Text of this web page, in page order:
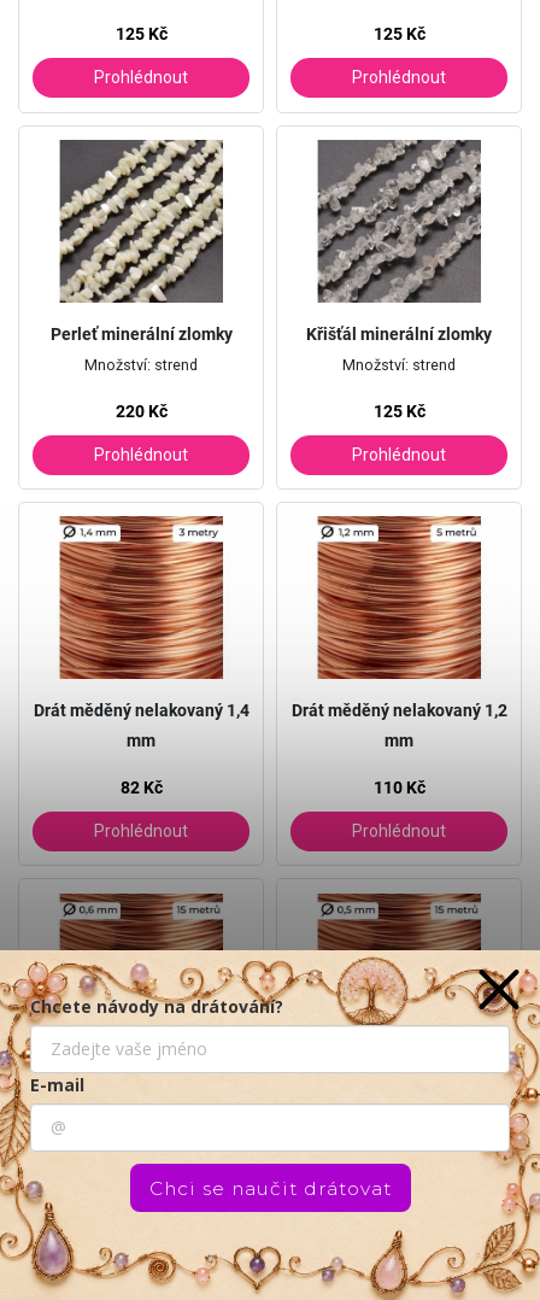
Používáme cookies, abychom Vám umožnili pohodlné
prohlížení webu a díky analýze provozu webu ho neustále
Odmítnout
Souhlasím
☀ 15% SLEVA na vše na lapače slunce s kódem
SLUNCE26 pro objednávky nad 300 Kč.
Chcete návody na drátování?
E-mail
Chci se naučit drátovat